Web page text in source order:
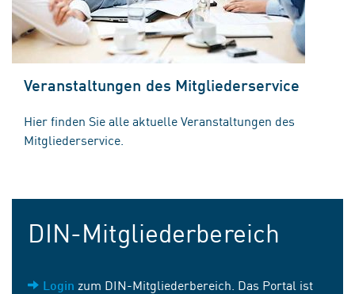
Veranstaltungen des Mitgliederservice
Hier finden Sie alle aktuelle Veranstaltungen des
Mitgliederservice.
DIN-Mitgliederbereich
Login zum DIN-Mitgliederbereich. Das Portal ist